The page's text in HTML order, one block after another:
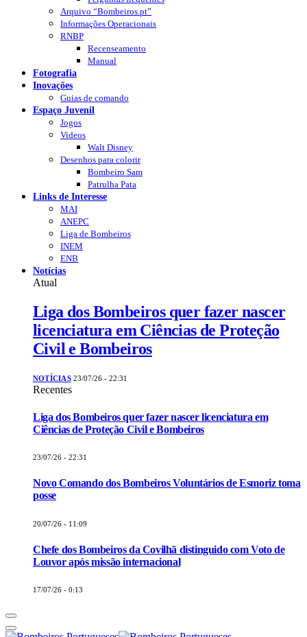
Arquivo “Bombeiros.pt”
Informações Operacionais
RNBP
Recenseamento
Manual
Fotografia
Inovações
Guias de comando
Espaço Juvenil
Jogos
Videos
Walt Disney
Desenhos para colorir
Bombeiro Sam
Patrulha Pata
Links de Interesse
MAI
ANEPC
Liga de Bombeiros
INEM
ENB
Notícias
Atual
Liga dos Bombeiros quer fazer nascer
licenciatura em Ciências de Proteção
Civil e Bombeiros
NOTÍCIAS 23/07/26 - 22:31
Recentes
Liga dos Bombeiros quer fazer nascer licenciatura em
Ciências de Proteção Civil e Bombeiros
23/07/26 - 22:31
Novo Comando dos Bombeiros Voluntários de Esmoriz toma
posse
20/07/26 - 11:09
Chefe dos Bombeiros da Covilhã distinguido com Voto de
Louvor após missão internacional
17/07/26 - 0:13